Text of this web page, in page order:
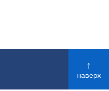
↑
наверх